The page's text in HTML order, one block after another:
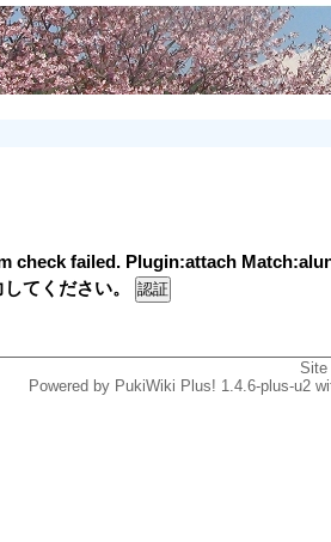
check failed. Plugin:attach
てください。
Powered by PukiWiki Plus! 1.4.6-plus-u2